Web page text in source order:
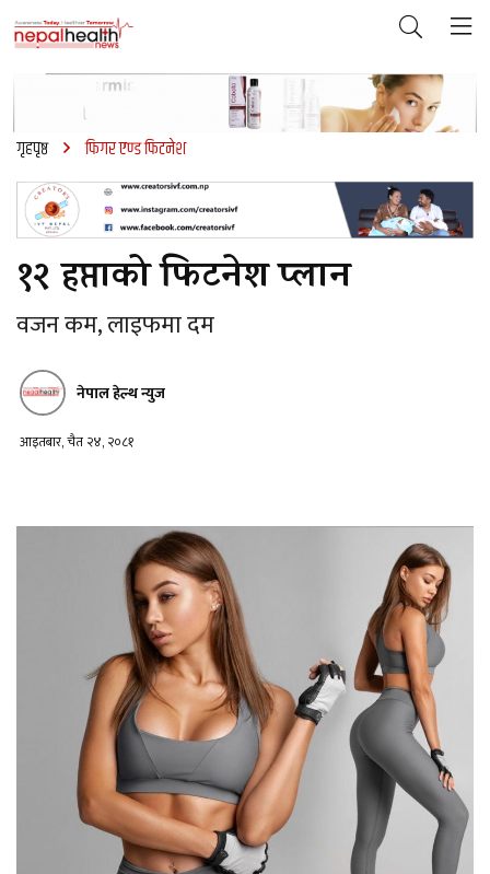
गृहपृष्ठ फिगर एण्ड फिटनेश
१२ हप्ताको फिटनेश प्लान
वजन कम, लाइफमा दम
नेपाल हेल्थ न्युज
आइतबार, चैत २४, २०८१